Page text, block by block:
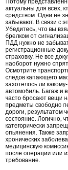
Потому
актуальны для всех,
средством. Одни не
забывают. В связи с
Убедитесь, что вы
брелком от
ПДД нужно не
регистрационные
страховку. Не все
наоборот нужно
Осмотрите
следов капающего
захотелось ли
автомобиль. Багаж и
часто бросают вещи
предметы свободно
дороги, результатом
состояние. Логично,
категорически
опьянения. Также
хронических
медицинскую
после операции или
требование.